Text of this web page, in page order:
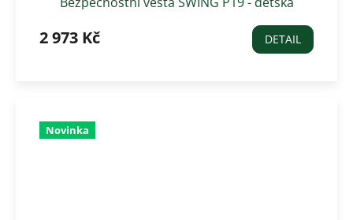
R
2 973 Kč DETAIL
Novinka